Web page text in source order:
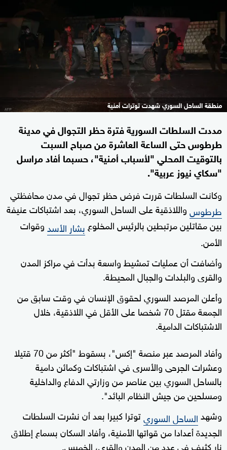
منطقة الساحل السوري شهدت توترات أمنية
مددت السلطات السورية فترة حظر التجوال في مدينة
طرطوس حتى الساعة العاشرة من صباح السبت
بالتوقيت المحلي "لأسباب أمنية"، حسبما أفاد مراسل
"سكاي نيوز عربية".
وكانت السلطات قررت فرض حظر تجوال في مدن محافظتي
طرطوسواللاذقية على الساحل السوري، بعد اشتباكات عنيفة
بين مقاتلين مرتبطين بالرئيس المخلوعبشار الأسدوقوات
الأمن.
وأضافت أن عمليات تمشيط واسعة بدأت في مراكز المدن
والقرى والبلدات والجبال المحيطة.
وأعلن المرصد السوري لحقوق الإنسان في وقت سابق من
الجمعة مقتل 70 شخصا على الأقل في اللاذقية، خلال
الاشتباكات الدامية.
وأفاد المرصد عبر منصة "إكس"، بسقوط "أكثر من 70 قتيلا
وعشرات الجرحى والأسرى في اشتباكات وكمائن دامية
بالساحل السوري بين عناصر من وزارتي الدفاع والداخلية
ومسلحين من جيش النظام البائد".
وشهدالساحل السوريتوترا كبيرا بعد أن نشرت السلطات
الجديدة أعدادا من قواتها الأمنية، وأفاد السكان بسماع إطلاق
نار كثيف في عدد من المدن والقرى، الخميس.